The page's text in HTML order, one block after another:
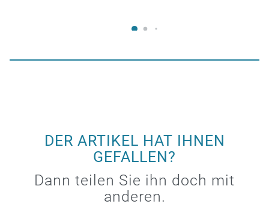
DER ARTIKEL HAT IHNEN
GEFALLEN?
Dann teilen Sie ihn doch mit
anderen.